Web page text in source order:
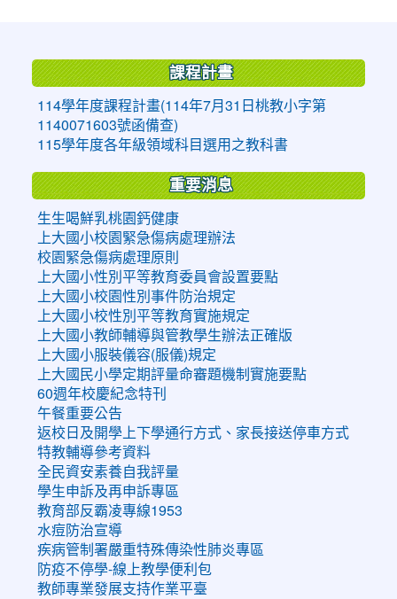
課程計畫
114學年度課程計畫(114年7月31日桃教小字第
1140071603號函備查)
115學年度各年級領域科目選用之教科書
重要消息
生生喝鮮乳桃園鈣健康
上大國小校園緊急傷病處理辦法
校園緊急傷病處理原則
上大國小性別平等教育委員會設置要點
上大國小校園性別事件防治規定
上大國小校性別平等教育實施規定
上大國小教師輔導與管教學生辦法正確版
上大國小服裝儀容(服儀)規定
上大國民小學定期評量命審題機制實施要點
60週年校慶紀念特刊
午餐重要公告
返校日及開學上下學通行方式、家長接送停車方式
特教輔導參考資料
全民資安素養自我評量
學生申訴及再申訴專區
教育部反霸凌專線1953
水痘防治宣導
疾病管制署嚴重特殊傳染性肺炎專區
防疫不停學-線上教學便利包
教師專業發展支持作業平臺